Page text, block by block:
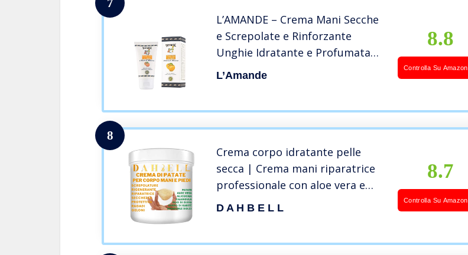
7
L’AMANDE – Crema Mani Secche
e Screpolate e Rinforzante
Unghie Idratante e Profumata
con Vitamina E, Naturale contro
L’Amande
8.8
Controlla Su Amazon
8
Crema corpo idratante pelle
secca | Crema mani riparatrice
professionale con aloe vera e
glicerina per mani secche e
D A H B E L L
8.7
Controlla Su Amazon